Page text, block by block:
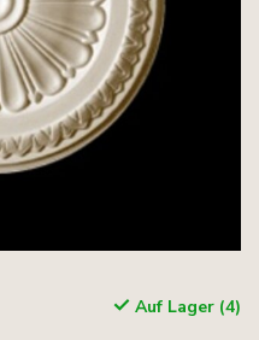
Auf Lager (4)